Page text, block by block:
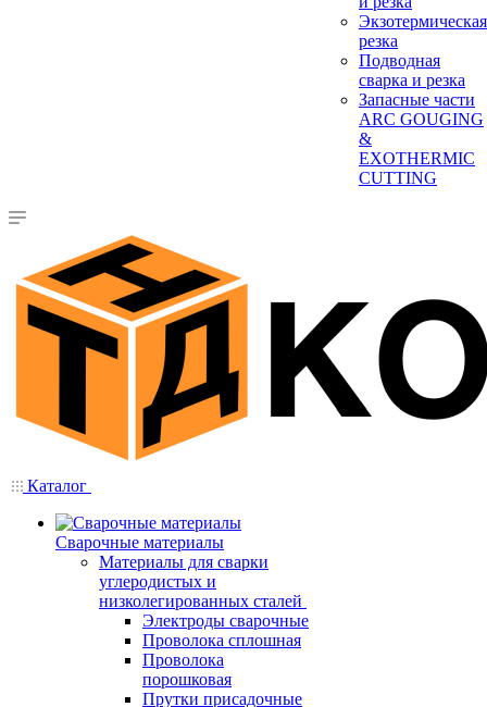
Экзотермическая
резка
Подводная
сварка и резка
Запасные части
ARC GOUGING
&
EXOTHERMIC
CUTTING
Каталог
Сварочные материалы
Материалы для сварки
углеродистых и
низколегированных сталей
Электроды сварочные
Проволока сплошная
Проволока
порошковая
Прутки присадочные